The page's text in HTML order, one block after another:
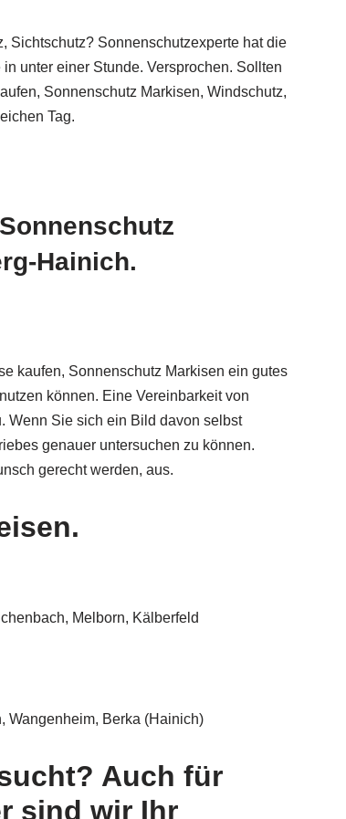
Sichtschutz? Sonnenschutzexperte hat die
unter einer Stunde. Versprochen. Sollten
Sonnenschutz Markisen, Windschutz,
Tag.
Hainich.
kaufen, Sonnenschutz Markisen ein gutes
können. Eine Vereinbarkeit von
Wenn Sie sich ein Bild davon selbst
genauer untersuchen zu können.
gerecht werden, aus.
Melborn, Kälberfeld
Wangenheim, Berka (Hainich)
Auch für
sind wir Ihr